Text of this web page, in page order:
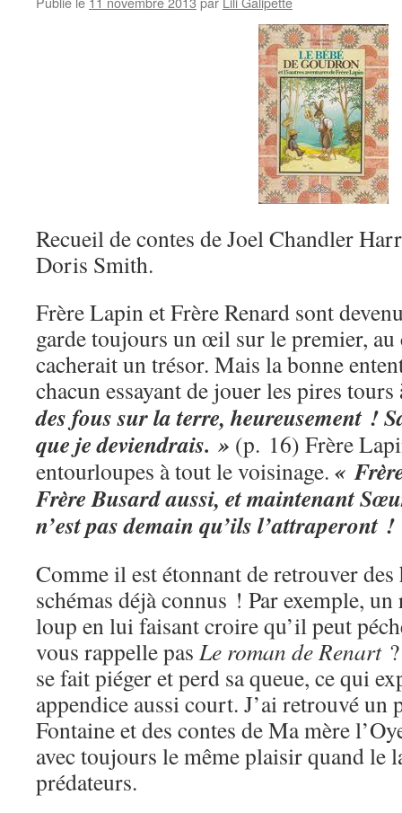
Recueil de contes de Joel Chandler
Doris Smith.
Frère Lapin et Frère Renard sont
garde toujours un œil sur le premier, au
cacherait un trésor. Mais la bonne
chacun essayant de jouer les pires
des fous sur la terre, heureusement !
que je deviendrais. » (p. 16) Frère
entourloupes à tout le voisinage. «
Frère Busard aussi, et maintenant
n’est pas demain qu’ils l’attraperont
Comme il est étonnant de retrouver des
schémas déjà connus ! Par exemple,
loup en lui faisant croire qu’il peut
vous rappelle pas Le roman de Renart
se fait piéger et perd sa queue, ce qui
appendice aussi court. J’ai retrouvé un
Fontaine et des contes de Ma mère
avec toujours le même plaisir quand le
prédateurs.